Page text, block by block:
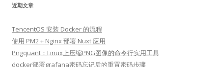
近期文章
TencentOS 安装 Docker 的流程
使用 PM2 + Nginx 部署 Nuxt 应用
Pngquant：Linux上压缩PNG图像的命令行实用工具
docker部署grafana密码忘记后的重置密码步骤